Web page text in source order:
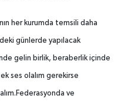
her kurumda temsili daha
günlerde yapılacak
gelin birlik, beraberlik içinde
ses olalım gerekirse
ve